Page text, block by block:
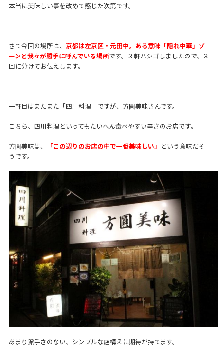
本当に美味しい事を改めて感じた次第です。
さて今回の場所は、 京都は左京区・元田中。ある意味「隠れ中華」ゾ
ーンと我々が勝手に呼んでいる場所です。３軒ハシゴしましたので、３
回に分けてお伝えします。
一軒目はまたまた「四川料理」ですが、方圓美味さんです。
こちら、四川料理といってもたいへん食べやすい辛さのお店です。
方圓美味は、 「この辺りのお店の中で一番美味しい」 という意味だそ
うです。
あまり派手さのない、シンプルな店構えに期待が持てます。